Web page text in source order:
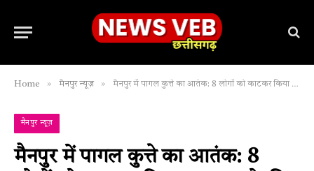
Home » मैनपुर न्यूज़ » मैनपुर में पागल कुत्ते का आतंक: 8 लोगों को काटकर किया घायल, दो की हालत गंभीर, गरियाबंद रेफर
मैनपुर न्यूज़
मैनपुर में पागल कुत्ते का आतंक: 8